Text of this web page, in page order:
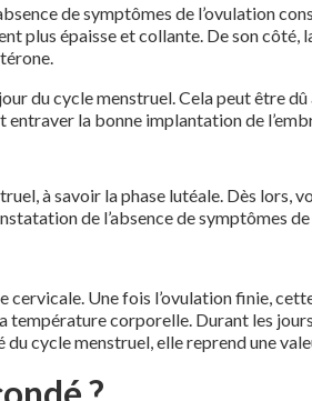
de symptômes de l’ovulation
plus épaisse et collante. De son
du cycle menstruel. Cela peut être
la bonne implantation de
à savoir la phase lutéale. Dès lors,
de l’absence de symptômes de
Une fois l’ovulation finie,
température corporelle. Durant les
cycle menstruel, elle reprend une